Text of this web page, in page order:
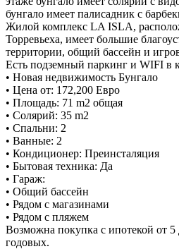
бунгало имеет палисадник с
Жилой комплекс LA ISLA,
Торревьеха, имеет большие
территории, общий бассейн и
Есть подземный паркинг и WIFI в
• Новая недвижимость Бунгало
• Цена от: 172,200 Евро
• Площадь: 71 m2 общая
• Солярий: 35 m2
• Спальни: 2
• Ванные: 2
• Кондиционер: Преинсталяция
• Бытовая техника: Да
• Гараж:
• Общий бассейн
• Рядом с магазинами
• Рядом с пляжем
Возможна покупка с ипотекой от 5
годовых.